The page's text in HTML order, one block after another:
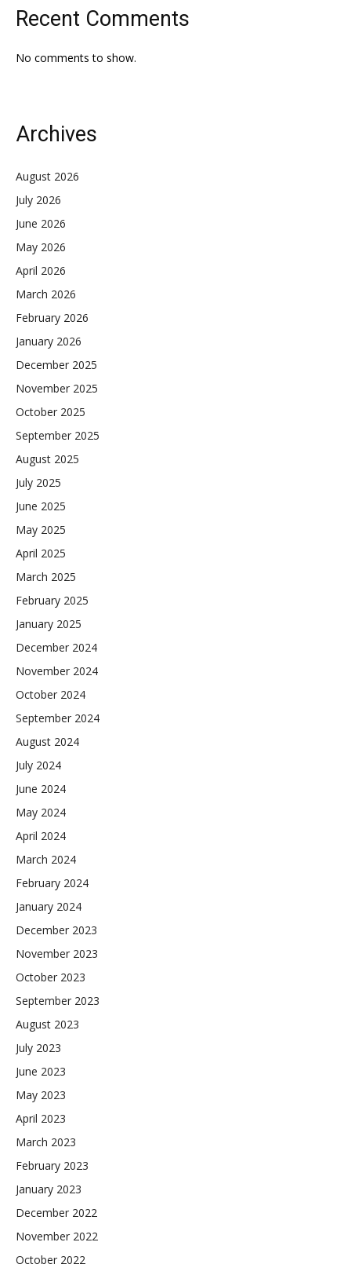
Recent Comments
No comments to show.
Archives
August 2026
July 2026
June 2026
May 2026
April 2026
March 2026
February 2026
January 2026
December 2025
November 2025
October 2025
September 2025
August 2025
July 2025
June 2025
May 2025
April 2025
March 2025
February 2025
January 2025
December 2024
November 2024
October 2024
September 2024
August 2024
July 2024
June 2024
May 2024
April 2024
March 2024
February 2024
January 2024
December 2023
November 2023
October 2023
September 2023
August 2023
July 2023
June 2023
May 2023
April 2023
March 2023
February 2023
January 2023
December 2022
November 2022
October 2022